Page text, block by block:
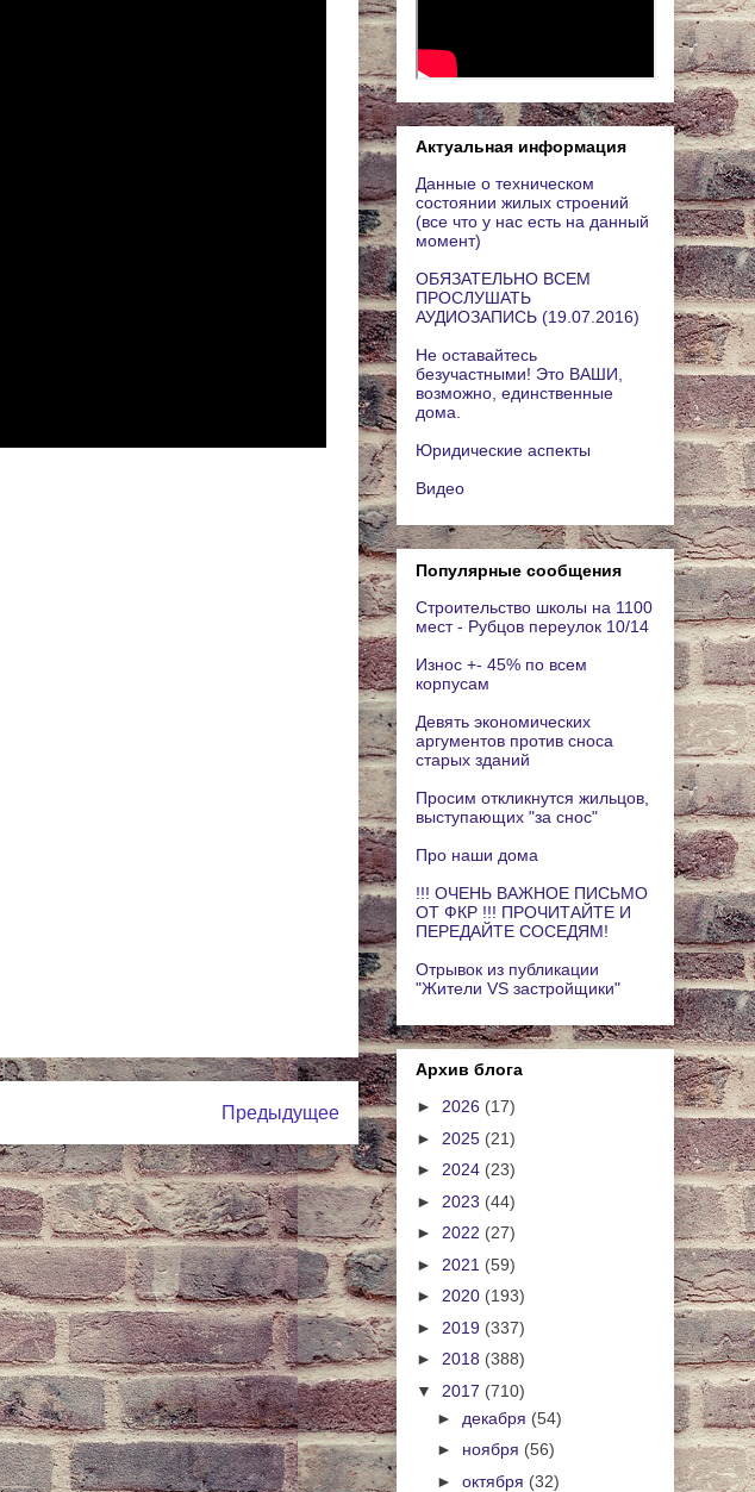
Предыдущее
Актуальная информация
Данные о техническом
состоянии жилых строений
(все что у нас есть на данный
момент)
ОБЯЗАТЕЛЬНО ВСЕМ
ПРОСЛУШАТЬ
АУДИОЗАПИСЬ (19.07.2016)
Не оставайтесь
безучастными! Это ВАШИ,
возможно, единственные
дома.
Юридические аспекты
Видео
Популярные сообщения
Строительство школы на 1100
мест - Рубцов переулок 10/14
Износ +- 45% по всем
корпусам
Девять экономических
аргументов против сноса
старых зданий
Просим откликнутся жильцов,
выступающих "за снос"
Про наши дома
!!! ОЧЕНЬ ВАЖНОЕ ПИСЬМО
ОТ ФКР !!! ПРОЧИТАЙТЕ И
ПЕРЕДАЙТЕ СОСЕДЯМ!
Отрывок из публикации
"Жители VS застройщики"
Архив блога
► 2026 (17)
► 2025 (21)
► 2024 (23)
► 2023 (44)
► 2022 (27)
► 2021 (59)
► 2020 (193)
► 2019 (337)
► 2018 (388)
▼ 2017 (710)
► декабря (54)
► ноября (56)
► октября (32)